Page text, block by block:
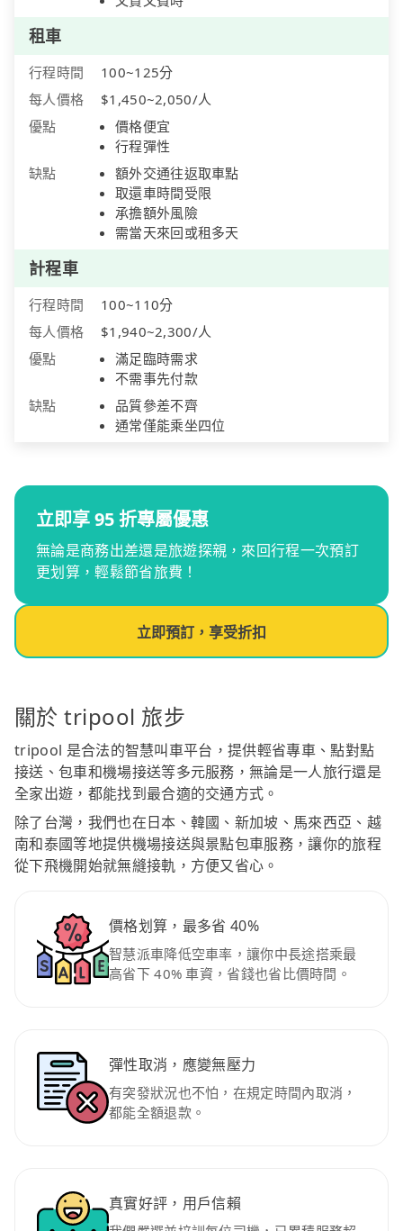
租車
行程時間
100~125分
每人價格
$1,450~2,050/人
優點
價格便宜
行程彈性
缺點
額外交通往返取車點
取還車時間受限
承擔額外風險
需當天來回或租多天
計程車
行程時間
100~110分
每人價格
$1,940~2,300/人
優點
滿足臨時需求
不需事先付款
缺點
品質參差不齊
通常僅能乘坐四位
立即享 95 折專屬優惠
無論是商務出差還是旅遊探親，來回行程一次預訂
更划算，輕鬆節省旅費！
立即預訂，享受折扣
關於 tripool 旅步
tripool 是合法的智慧叫車平台，提供輕省專車、點對點
接送、包車和機場接送等多元服務，無論是一人旅行還是
全家出遊，都能找到最合適的交通方式。
除了台灣，我們也在日本、韓國、新加坡、馬來西亞、越
南和泰國等地提供機場接送與景點包車服務，讓你的旅程
從下飛機開始就無縫接軌，方便又省心。
價格划算，最多省 40%
智慧派車降低空車率，讓你中長途搭乘最
高省下 40% 車資，省錢也省比價時間。
彈性取消，應變無壓力
有突發狀況也不怕，在規定時間內取消，
都能全額退款。
真實好評，用戶信賴